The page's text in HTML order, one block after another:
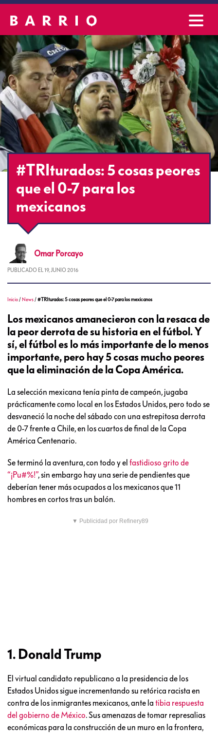
#TRIturados: 5 cosas peores
que el 0-7 para los
mexicanos
Omar Porcayo
PUBLICADO EL 19, JUNIO 2016
Inicio / News /#TRIturados: 5 cosas peores que el 0-7 para los mexicanos
Los mexicanos amanecieron con la resaca de
la peor derrota de su historia en el fútbol. Y
sí, el fútbol es lo más importante de lo menos
importante, pero hay 5 cosas mucho peores
que la eliminación de la Copa América.
La selección mexicana tenía pinta de campeón, jugaba
prácticamente como local en los Estados Unidos, pero todo se
desvaneció la noche del sábado con una estrepitosa derrota
de 0-7 frente a Chile, en los cuartos de final de la Copa
América Centenario.
Se terminó la aventura, con todo y el fastidioso grito de
“¡Pu#%!”, sin embargo hay una serie de pendientes que
deberían tener más ocupados a los mexicanos que 11
hombres en cortos tras un balón.
▼ Publicidad por Refinery89
1. Donald Trump
El virtual candidato republicano a la presidencia de los
Estados Unidos sigue incrementando su retórica racista en
contra de los inmigrantes mexicanos, ante la tibia respuesta
del gobierno de México. Sus amenazas de tomar represalias
económicas para la construcción de un muro en la frontera,